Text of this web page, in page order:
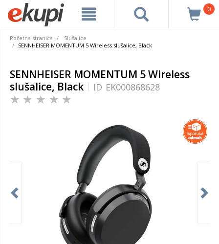
0
Početna stranica
Slušalice
SENNHEISER MOMENTUM 5 Wireless slušalice, Black
SENNHEISER MOMENTUM 5 Wireless
slušalice, Black
ID EK000868628